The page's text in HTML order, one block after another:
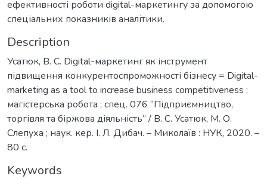
ефективності роботи digital-маркетингу за допомогою
спеціальних показників аналітики.
Description
Усатюк, В. С. Digital-маркетинг як інструмент
підвищення конкурентоспроможності бізнесу = Digital-
marketing as a tool to increase business competitiveness :
магістерська робота ; спец. 076 “Підприємництво,
торгівля та біржова діяльність“ / В. С. Усатюк, М. О.
Слепуха ; наук. кер. І. Л. Дибач. – Миколаїв : НУК, 2020. –
80 с.
Keywords